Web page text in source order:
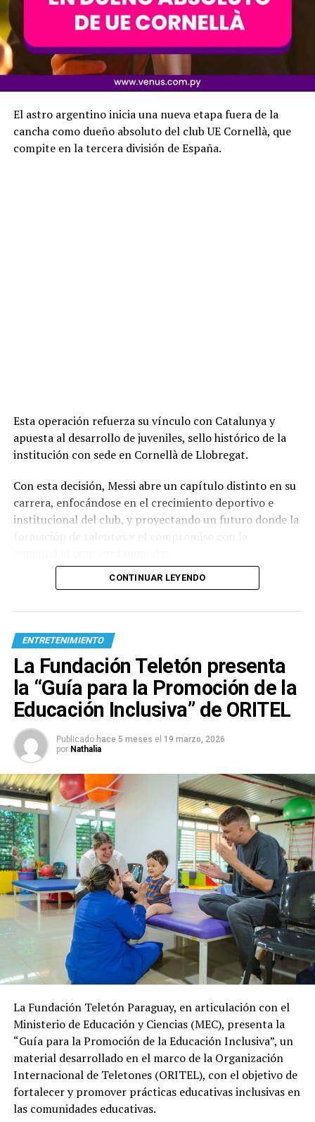
El astro argentino inicia una nueva etapa fuera de la
cancha como dueño absoluto del club UE Cornellà, que
compite en la tercera división de España.
Esta operación refuerza su vínculo con Catalunya y
apuesta al desarrollo de juveniles, sello histórico de la
institución con sede en Cornellà de Llobregat.
Con esta decisión, Messi abre un capítulo distinto en su
carrera, enfocándose en el crecimiento deportivo e
institucional del club, y proyectando un futuro donde la
CONTINUAR LEYENDO
ENTRETENIMIENTO
La Fundación Teletón presenta
la “Guía para la Promoción de la
Educación Inclusiva” de ORITEL
Publicado hace 5 meses el 19 marzo, 2026
por Nathalia
La Fundación Teletón Paraguay, en articulación con el
Ministerio de Educación y Ciencias (MEC), presenta la
“Guía para la Promoción de la Educación Inclusiva”, un
material desarrollado en el marco de la Organización
Internacional de Teletones (ORITEL), con el objetivo de
fortalecer y promover prácticas educativas inclusivas en
las comunidades educativas.